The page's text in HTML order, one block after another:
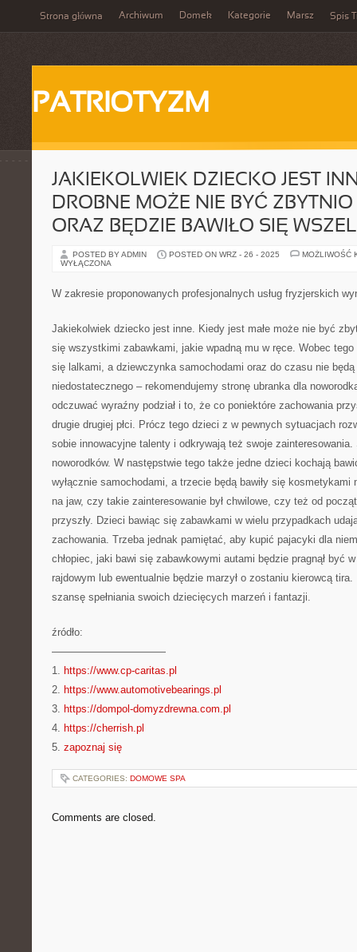
Strona główna Archiwum Domek Kategorie Marsz Spis
PATRIOTYZM
JAKIEKOLWIEK DZIECKO JEST
DROBNE MOŻE NIE BYĆ
ORAZ BĘDZIE BAWIŁO SIĘ
POSTED BY ADMIN POSTED ON WRZ - 26 - 2025
MOŻLIWOŚĆ
WYŁĄCZONA
W zakresie proponowanych profesjonalnych usług fryzjerskich
Jakiekolwiek dziecko jest inne. Kiedy jest małe może nie być
się wszystkimi zabawkami, jakie wpadną mu w ręce. Wobec tego
się lalkami, a dziewczynka samochodami oraz do czasu nie
niedostatecznego – rekomendujemy stronę ubranka dla
odczuwać wyraźny podział i to, że co poniektóre zachowania
drugie drugiej płci. Prócz tego dzieci z w pewnych sytuacjach
sobie innowacyjne talenty i odkrywają też swoje
noworodków. W następstwie tego także jedne dzieci kochają
wyłącznie samochodami, a trzecie będą bawiły się
na jaw, czy takie zainteresowanie był chwilowe, czy też od
przyszły. Dzieci bawiąc się zabawkami w wielu przypadkach
zachowania. Trzeba jednak pamiętać, aby kupić pajacyki dla
chłopiec, jaki bawi się zabawkowymi autami będzie pragnął być
rajdowym lub ewentualnie będzie marzył o zostaniu kierowcą
szansę spełniania swoich dziecięcych marzeń i fantazji.
źródło:
———————————
1. https://www.cp-caritas.pl
2. https://www.automotivebearings.pl
3. https://dompol-domyzdrewna.com.pl
4. https://cherrish.pl
5. zapoznaj się
CATEGORIES: DOMOWE SPA
Comments are closed.